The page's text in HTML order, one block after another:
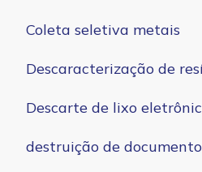
Coleta seletiva metais
Descaracterização de
Descarte de lixo
destruição de